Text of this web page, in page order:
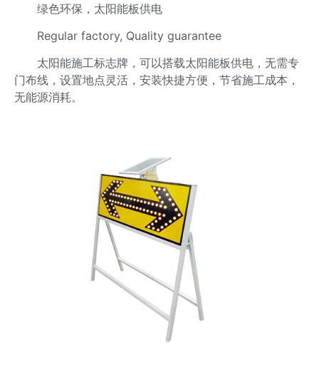
绿色环保，太阳能板供电
Regular factory, Quality guarantee
太阳能施工标志牌，可以搭载太阳能板供电，无需专
门布线，设置地点灵活，安装快捷方便，节省施工成本，
无能源消耗。